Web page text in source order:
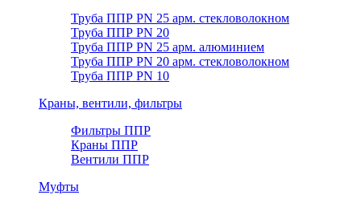
Труба ППР PN 25 арм. стекловолокном
Труба ППР PN 20
Труба ППР PN 25 арм. алюминием
Труба ППР PN 20 арм. стекловолокном
Труба ППР PN 10
Краны, вентили, фильтры
Фильтры ППР
Краны ППР
Вентили ППР
Муфты